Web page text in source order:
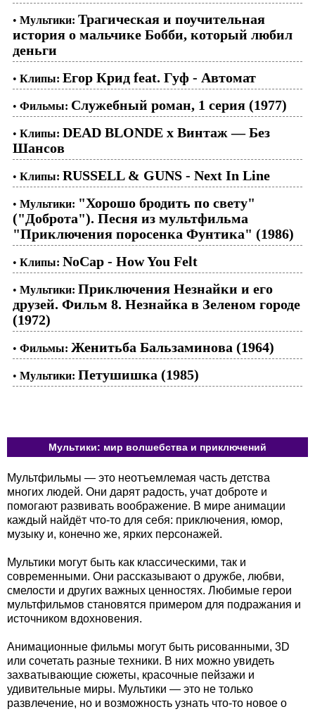
• Мультики: Трагическая и поучительная
история о мальчике Бобби, который любил
деньги
• Клипы: Егор Крид feat. Гуф - Автомат
• Фильмы: Служебный роман, 1 серия (1977)
• Клипы: DEAD BLONDE x Винтаж — Без
Шансов
• Клипы: RUSSELL & GUNS - Next In Line
• Мультики: "Хорошо бродить по свету"
("Доброта"). Песня из мультфильма
"Приключения поросенка Фунтика" (1986)
• Клипы: NoCap - How You Felt
• Мультики: Приключения Незнайки и его
друзей. Фильм 8. Незнайка в Зеленом городе
(1972)
• Фильмы: Женитьба Бальзаминова (1964)
• Мультики: Петушишка (1985)
Мультики: мир волшебства и приключений
Мультфильмы — это неотъемлемая часть детства
многих людей. Они дарят радость, учат доброте и
помогают развивать воображение. В мире анимации
каждый найдёт что-то для себя: приключения, юмор,
музыку и, конечно же, ярких персонажей.
Мультики могут быть как классическими, так и
современными. Они рассказывают о дружбе, любви,
смелости и других важных ценностях. Любимые герои
мультфильмов становятся примером для подражания и
источником вдохновения.
Анимационные фильмы могут быть рисованными, 3D
или сочетать разные техники. В них можно увидеть
захватывающие сюжеты, красочные пейзажи и
удивительные миры. Мультики — это не только
развлечение, но и возможность узнать что-то новое о